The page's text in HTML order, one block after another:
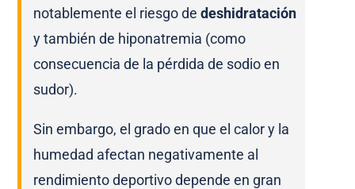
notablemente el riesgo dedeshidratación
y también de hiponatremia (como
consecuencia de la pérdida de sodio en
sudor).
Sin embargo, el grado en que el calor y la
humedad afectan negativamente al
rendimiento deportivo depende en gran